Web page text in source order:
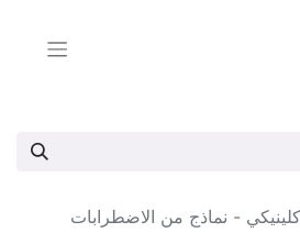
- نماذج من الاضطرابات